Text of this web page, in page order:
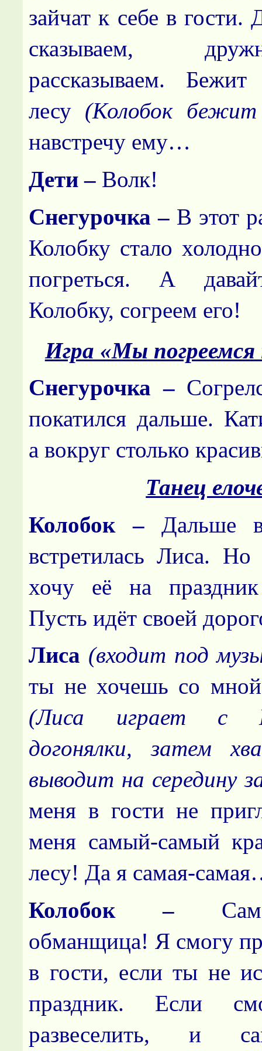
зайчат к себе в гости.
сказываем,
рассказываем.
лесу (Колобок бежит
навстречу ему…
Дети – Волк!
Снегурочка – В этот
Колобку стало
погреться. А
Колобку, согреем его!
Игра «Мы
Снегурочка –
покатился дальше.
а вокруг столько
Танец
Колобок –Дальше
встретилась Лиса.
хочу её на праздник
Пусть идёт своей
Лиса (входит под
ты не хочешь со мной
(Лиса играет с
догонялки, затем
выводит на середину
меня в гости не
меня самый-самый
лесу! Да я самая-
Колобок –
обманщица! Я смогу
в гости, если ты не
праздник. Если
развеселить, и